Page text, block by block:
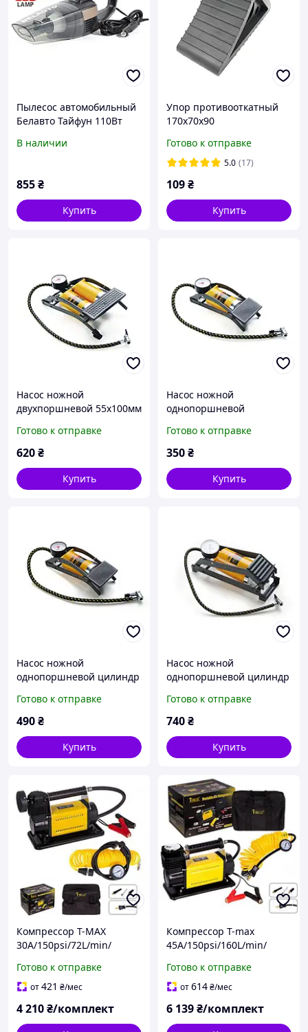
Пылесос автомобильный
Белавто Тайфун 110Вт
с LED-фонарем
В наличии
855₴
Купить
Упор противооткатный
170х70х90
Готово к отправке
5.0 (17)
109₴
Купить
Насос ножной
двухпоршневой 55х100мм
Готово к отправке
620₴
Купить
Насос ножной
однопоршневой
Готово к отправке
350₴
Купить
Насос ножной
однопоршневой цилиндр
Готово к отправке
490₴
Купить
Насос ножной
однопоршневой цилиндр
Готово к отправке
740₴
Купить
Компрессор T-MAX
30A/150psi/72L/min/
Готово к отправке
от421 ₴/мес
4 210₴/комплект
Компрессор T-max
45A/150psi/160L/min/
Готово к отправке
от614₴/мес
6 139₴/комплект